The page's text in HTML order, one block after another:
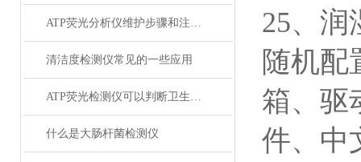
ATP荧光分析仪维护步骤和注意事项
清洁度检测仪常见的一些应用
ATP荧光检测仪可以判断卫生状况吗
什么是大肠杆菌检测仪
25、润
随机配
箱、驱
件、中